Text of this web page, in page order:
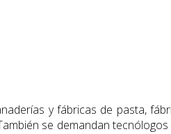
y fábricas de pasta,
se demandan